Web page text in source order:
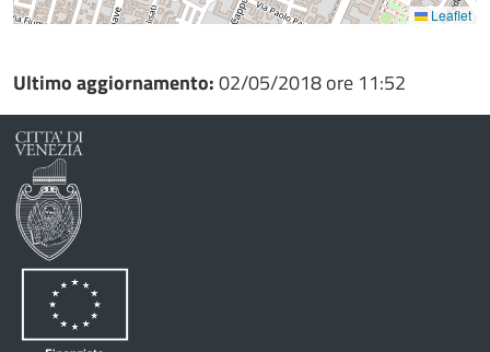
Leaflet
Ultimo aggiornamento:02/05/2018 ore 11:52